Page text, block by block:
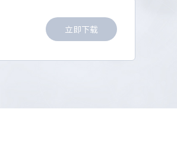
立即下载